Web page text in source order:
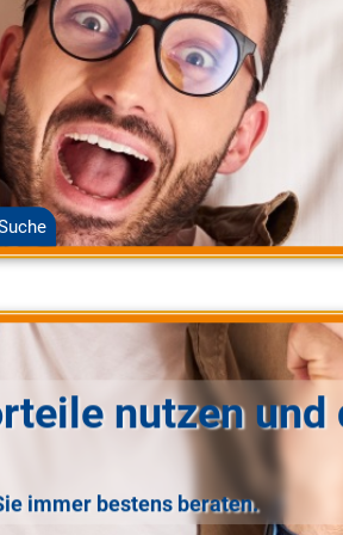
nutzen und
immer bestens beraten.